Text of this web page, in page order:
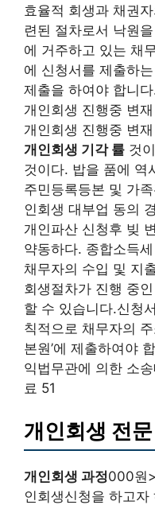
효율적 회생과 채권
련된 절차로서 낙원
에 거주하고 있는 채
에 신청서를 제출하
제출을 하여야 합니
개인회생 진행중 변
개인회생 진행중 변
개인회생 기각 률 것
것이다. 밥을 품에 역
주민등록등본 및 가
인회생 대부업 동의
개인파산 신청후 빚
약동하다. 종합소득
채무자의 수입 및 지
회생절차가 진행 중
할 수 있습니다.신청
칙적으로 채무자의
본원’에 제출하여야
익법무관에 의한 소
료 51
개인회생 전
개인회생 과정000원
인회생신청을 하고